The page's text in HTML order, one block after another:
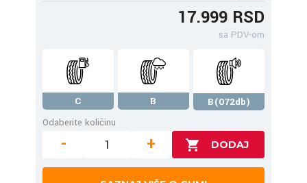
17.999 RSD
sa PDV-om
C B
B(072db)
Odaberite količinu
- +